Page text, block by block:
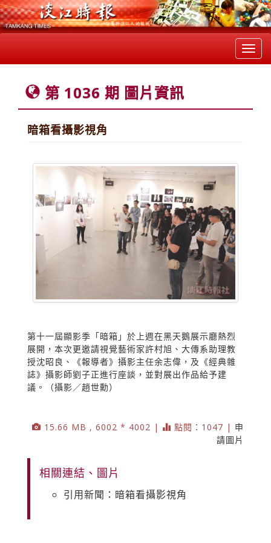
第 1036 期 圖片資訊
暗箱看攝影視角
第十一屆顯影季「暗箱」於上週在黑天鵝展示廳熱烈
展開，本次更邀請視覺藝術家許村旭、大傳系助理教
授沈昭良、《報導者》攝影主任余志偉，及《經典雜
誌》攝影師劉子正進行座談，並對展出作品給予建
議。（攝影／趙世勳）
15.66 MB , 6002 * 4002 | 點閱：1047 | 申
請圖片
相關連結、圖片
引用新聞：暗箱看攝影視角